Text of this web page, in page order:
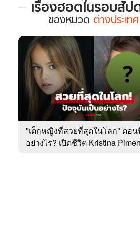
เรื่องฮอตในรอบสัป
เรื่อง
ใน
รอบ
สัปดาห์
หมวด
ต่าง
ประเทศ
ของหมวด ต่างประเทศ
"เด็กหญิงที่สวยที่สุดในโลก" ตอน
อย่างไร? เปิดชีวิต Kristina